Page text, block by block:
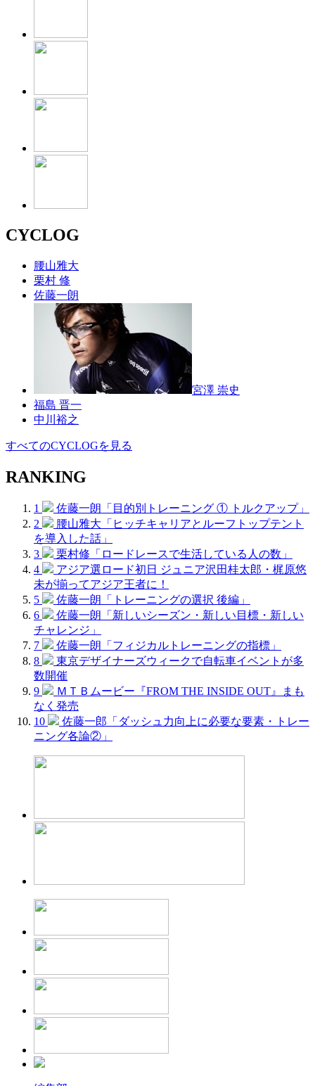
CYCLOG
腰山雅大
栗村 修
佐藤一朗
宮澤 崇史
福島 晋一
中川裕之
すべてのCYCLOGを見る
RANKING
1
佐藤一朗「目的別トレーニング ① トルクアップ」
2
腰山雅大「ヒッチキャリアとルーフトップテント
を導入した話」
3
栗村修「ロードレースで生活している人の数」
4
アジア選ロード初日 ジュニア沢田桂太郎・梶原悠
未が揃ってアジア王者に！
5
佐藤一朗「トレーニングの選択 後編」
6
佐藤一朗「新しいシーズン・新しい目標・新しい
チャレンジ」
7
佐藤一朗「フィジカルトレーニングの指標」
8
東京デザイナーズウィークで自転車イベントが多
数開催
9
ＭＴＢムービー『FROM THE INSIDE OUT』まも
なく発売
10
佐藤一郎「ダッシュ力向上に必要な要素・トレー
ニング各論②」